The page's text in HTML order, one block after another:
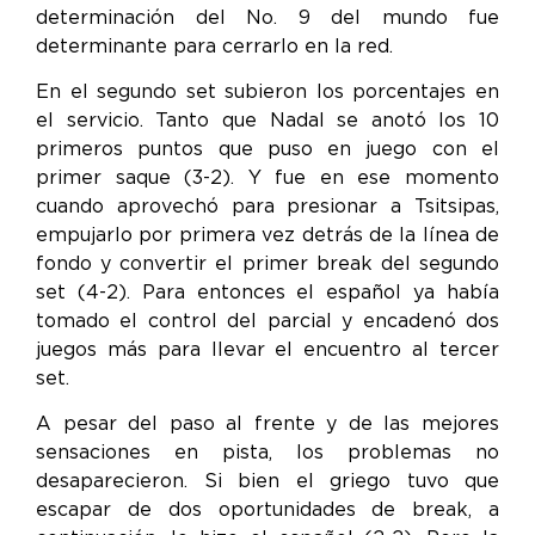
determinación del No. 9 del mundo fue
determinante para cerrarlo en la red.
En el segundo set subieron los porcentajes en
el servicio. Tanto que Nadal se anotó los 10
primeros puntos que puso en juego con el
primer saque (3-2). Y fue en ese momento
cuando aprovechó para presionar a Tsitsipas,
empujarlo por primera vez detrás de la línea de
fondo y convertir el primer break del segundo
set (4-2). Para entonces el español ya había
tomado el control del parcial y encadenó dos
juegos más para llevar el encuentro al tercer
set.
A pesar del paso al frente y de las mejores
sensaciones en pista, los problemas no
desaparecieron. Si bien el griego tuvo que
escapar de dos oportunidades de break, a